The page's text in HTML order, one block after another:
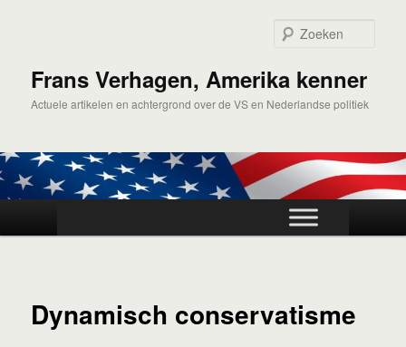
inhoudFrans Verhagen, Amerika kenner
Actuele artikelen en achtergrond over de VS en Nederlandse politiek
Dynamisch conservatisme